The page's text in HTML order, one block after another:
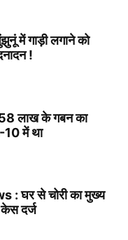
में गाड़ी लगाने को
!
लाख के गबन का
10 में था
घर से चोरी का मुख्य
केस दर्ज